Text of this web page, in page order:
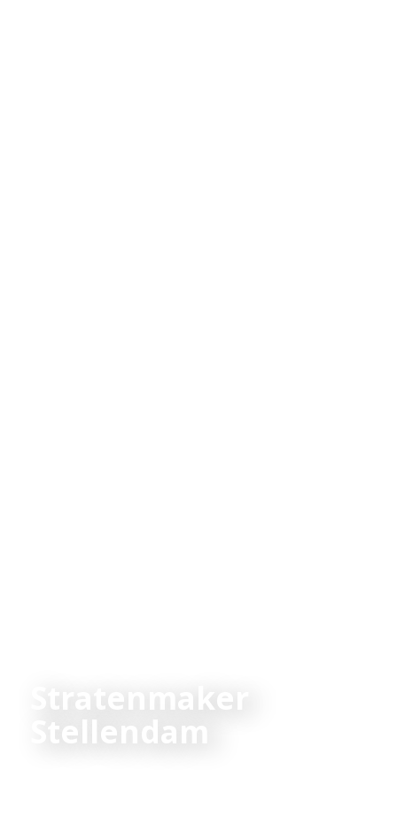
Stratenmaker
Stellendam